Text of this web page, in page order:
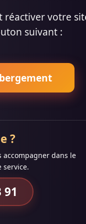
réactiver votre
suivant :
?
dans le
service.
91